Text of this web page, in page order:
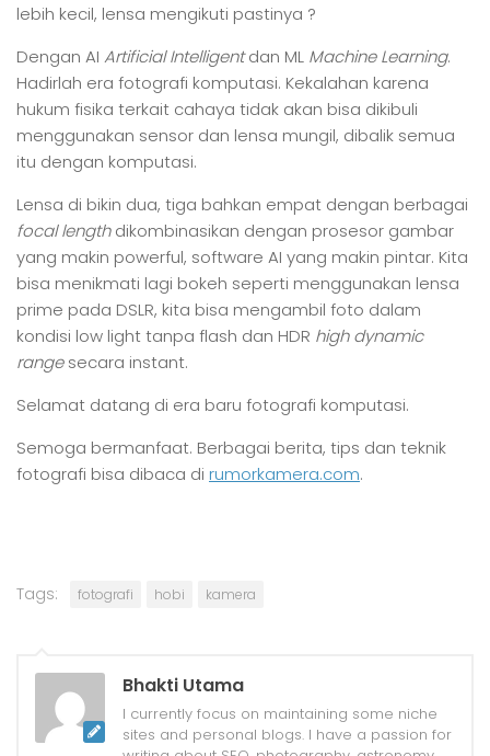
lebih kecil, lensa mengikuti pastinya ?
Dengan AI Artificial Intelligentdan ML Machine Learning.
Hadirlah era fotografi komputasi. Kekalahan karena
hukum fisika terkait cahaya tidak akan bisa dikibuli
menggunakan sensor dan lensa mungil, dibalik semua
itu dengan komputasi.
Lensa di bikin dua, tiga bahkan empat dengan berbagai
focal lengthdikombinasikan dengan prosesor gambar
yang makin powerful, software AI yang makin pintar. Kita
bisa menikmati lagi bokeh seperti menggunakan lensa
prime pada DSLR, kita bisa mengambil foto dalam
kondisi low light tanpa flash dan HDR high dynamic
rangesecara instant.
Selamat datang di era baru fotografi komputasi.
Semoga bermanfaat. Berbagai berita, tips dan teknik
fotografi bisa dibaca di rumorkamera.com.
Tags: fotografi hobi kamera
Bhakti Utama
I currently focus on maintaining some niche
sites and personal blogs. I have a passion for